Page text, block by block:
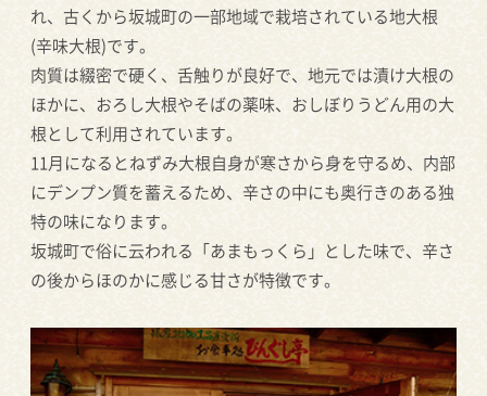
れ、古くから坂城町の一部地域で栽培されている地大根
(辛味大根)です。
肉質は綴密で硬く、舌触りが良好で、地元では漬け大根の
ほかに、おろし大根やそばの薬味、おしぼりうどん用の大
根として利用されています。
11月になるとねずみ大根自身が寒さから身を守るめ、内部
にデンプン質を蓄えるため、辛さの中にも奥行きのある独
特の味になります。
坂城町で俗に云われる「あまもっくら」とした味で、辛さ
の後からほのかに感じる甘さが特徴です。